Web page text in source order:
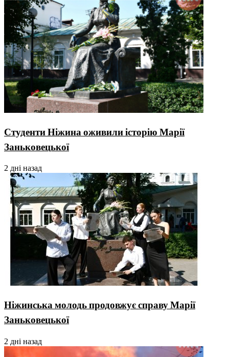
Студенти Ніжина оживили історію Марії
Заньковецької
2 дні назад
Ніжинська молодь продовжує справу Марії
Заньковецької
2 дні назад